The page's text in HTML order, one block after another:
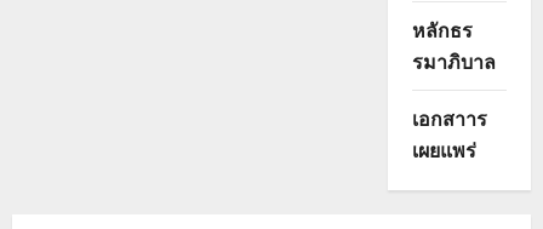
หลักธร
รมาภิบาล
เอกสาาร
เผยแพร่